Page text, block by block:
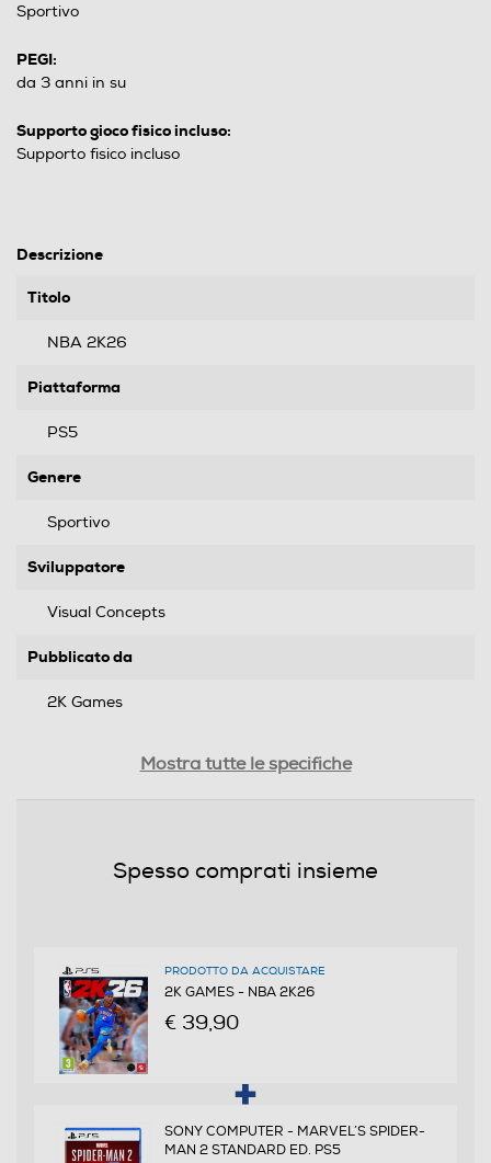
Sportivo
PEGI:
da 3 anni in su
Supporto gioco fisico incluso:
Supporto fisico incluso
Descrizione
Titolo
NBA 2K26
Piattaforma
PS5
Genere
Sportivo
Sviluppatore
Visual Concepts
Pubblicato da
2K Games
05/09/2025
Inglese
Sottotitoli dell'articolo
Italiano
da 3 anni in su
Mostra tutte le specifiche
Spesso comprati insieme
PRODOTTO DA ACQUISTARE
2K GAMES - NBA 2K26
€ 39,90
SONY COMPUTER - MARVEL’S SPIDER-
MAN 2 STANDARD ED. PS5